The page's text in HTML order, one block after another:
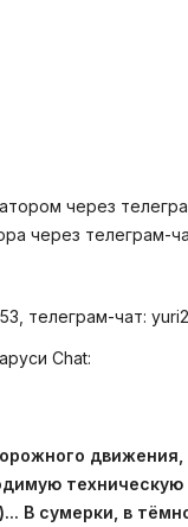
через
через телеграм-
телеграм-чат:
Chat:
движения,
В сумерки, в